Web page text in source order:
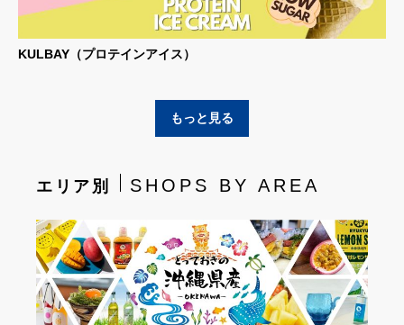
KULBAY（プロテインアイス）
もっと見る
エリア別 SHOPS BY AREA